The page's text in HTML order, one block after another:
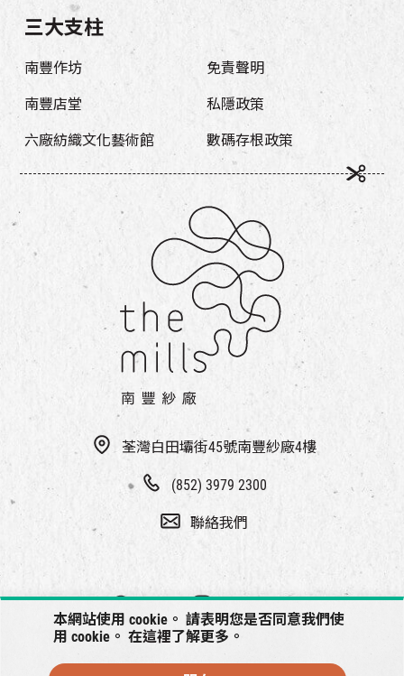
本網站使用 cookie。 請表明您是否同意我們使
用 cookie。 在這裡了解更多。
荃灣白田壩街45號南豐紗廠4樓
(852) 3979 2300
聯絡我們
三大支柱
南豐作坊
南豐店堂
六廠紡織文化藝術館
免責聲明
私隱政策
數碼存根政策